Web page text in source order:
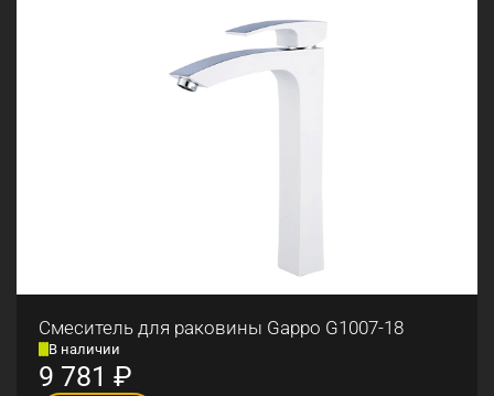
Смеситель для раковины Gappo G1007-18
В наличии
9 781 ₽